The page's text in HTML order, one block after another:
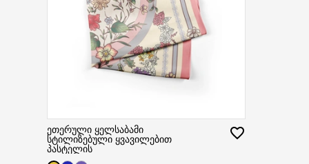
ეთერული ყელსაბამი
სტილიზებული ყვავილებით
პასტელის